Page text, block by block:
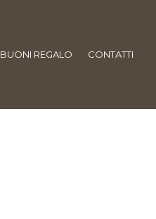
BUONI REGALO CONTATTI